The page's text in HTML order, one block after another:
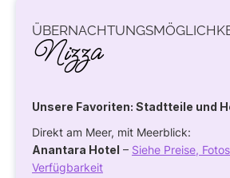
Nizza
Unsere Favoriten: Stadtteile und
Direkt am Meer, mit Meerblick:
Anantara Hotel – Siehe Preise,
Verfügbarkeit